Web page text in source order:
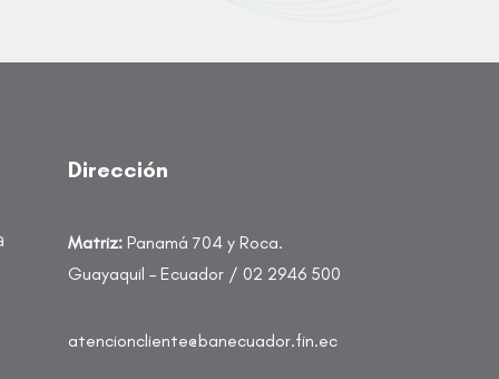
Dirección
Matriz: Panamá 704 y Roca.
Guayaquil – Ecuador / 02 2946 500
atencioncliente@banecuador.fin.ec